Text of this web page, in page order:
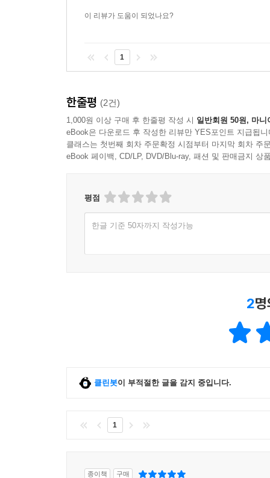
이 리뷰가 도움이 되었나요?
1
한줄평 (2건)
1,000원 이상 구매 후 한줄평 작성 시 일반회원 50원, 마니
eBook은 다운로드 후 작성한 리뷰만 YES포인트 지급됩니
클래스는 첫번째 회차 주문확정 시점부터 마지막 회차 주
eBook 페이백, CD/LP, DVD/Blu-ray, 패션 및 판매금지 상
평점
한글 기준 50자까지 작성가능
2
클린봇이 부적절한 글을 감지 중입니다.
1
종이책 구매